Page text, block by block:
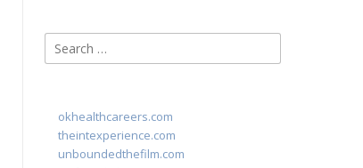
Search
for:
okhealthcareers.com
theintexperience.com
unboundedthefilm.com